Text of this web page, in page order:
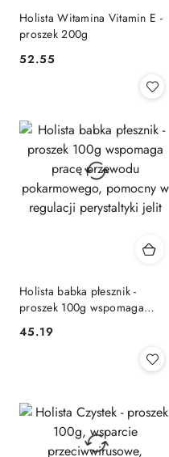
Holista Witamina Vitamin E -
proszek 200g
Cena:
52.55
Holista babka płesznik -
proszek 100g wspomaga
pokarmowego, pomocny w
Cena:
45.19